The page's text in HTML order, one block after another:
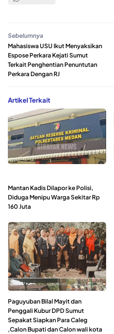
Sebelumnya
Mahasiswa USU Ikut Menyaksikan
Espose Perkara Kejati Sumut
Terkait Penghentian Penuntutan
Perkara Dengan RJ
Artikel Terkait
Mantan Kadis Dilapor ke Polisi,
Diduga Menipu Warga Sekitar Rp
160 Juta
Paguyuban Bilal Mayit dan
Penggali Kubur DPD Sumut
Sepakat Siapkan Para Caleg
,Calon Bupati dan Calon wali kota